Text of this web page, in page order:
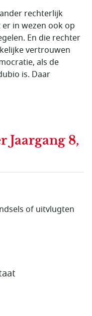
rechterlijk
in wezen ook op
En die rechter
vertrouwen
als de
is. Daar
Jaargang 8,
of uitvlugten